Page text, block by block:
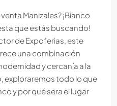
Manizales? ¡Bianco
que estás buscando!
de Expoferias, este
una combinación
y cercanía a la
exploraremos todo lo que
y por qué sera el lugar